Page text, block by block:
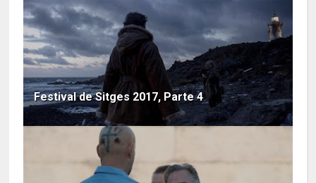
Festival de Sitges 2017, Parte 4